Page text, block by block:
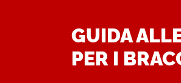
GUIDA
PER I